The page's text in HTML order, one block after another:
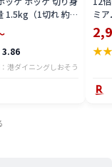
1.5kg（1切れ 約
健康 子供 ギフト
海鮮 天然 美味し
物 おかず おつま
肴 贈り物 父の日
3.86
港ダイニングしおそう
ミ
サ
円 3
いク
父
★